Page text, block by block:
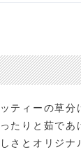
ティーの草分
たりと茹であ
さとオリジナ